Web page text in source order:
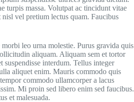
turpis massa. Volutpat ac tincidunt vitae
vel pretium lectus quam. Faucibus
leo urna molestie. Purus gravida quis
aliquam. Aliquam sem et tortor
interdum. Tellus integer
aliquet enim. Mauris commodo quis
commodo ullamcorper a lacus
Mi proin sed libero enim sed faucibus.
et malesuada.